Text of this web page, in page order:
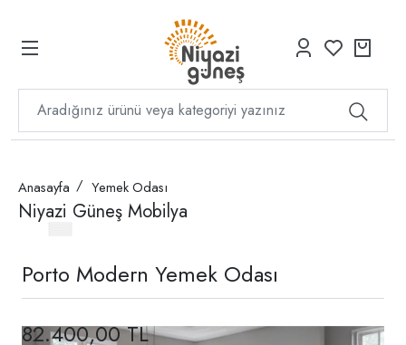
Anasayfa Yemek Odası
Niyazi Güneş Mobilya
Porto Modern Yemek Odası
82.400,00 TL